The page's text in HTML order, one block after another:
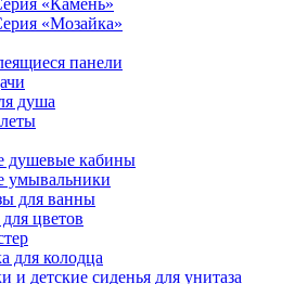
«Мозайка»
панели
душа
душевые кабины
умывальники
для ванны
цветов
для колодца
и детские сиденья для унитаза